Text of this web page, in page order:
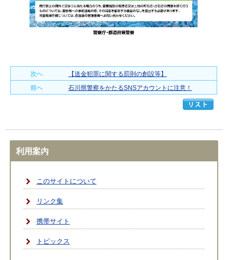
次へ
【送金犯罪に関する罰則の創設等】
前へ
石川県警察をかたるSNSアカウントに注意！
利用案内
このサイトについて
リンク集
携帯サイト
トピックス